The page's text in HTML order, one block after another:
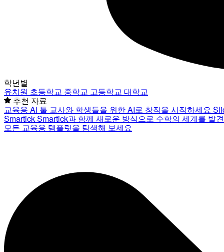
학년별
유치원 초등학교 중학교 고등학교 대학교
추천 자료
교육용 AI 툴 교사와 학생들을 위한 AI로 창작을 시작하세요
SmartickSmartick과 함께 새로운 방식으로 수학의 세계를 발
모든 교육용 템플릿을 탐색해 보세요